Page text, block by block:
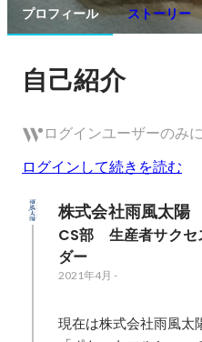
プロフィール ストーリー
自己紹介
ログインユーザーのみ
ログインして続きを読む
株式会社雨風太陽
CS部　生産者サク
ダー
2021年4月 -
現在は株式会社雨風太